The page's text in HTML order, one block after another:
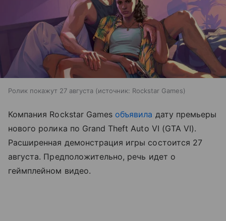
Ролик покажут 27 августа источник: Rockstar Games
Компания Rockstar Games объявила дату премьеры
нового ролика по Grand Theft Auto VI (GTA VI).
Расширенная демонстрация игры состоится 27
августа. Предположительно, речь идет о
геймплейном видео.